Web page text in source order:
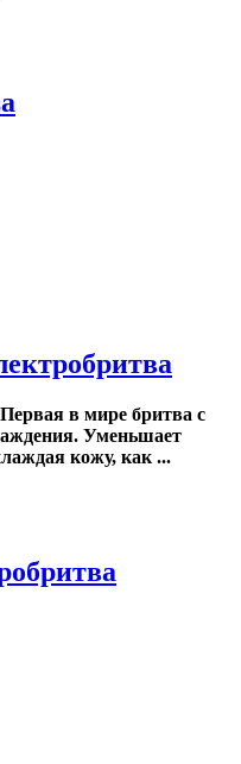
в мире бритва с
Уменьшает
кожу, как ...